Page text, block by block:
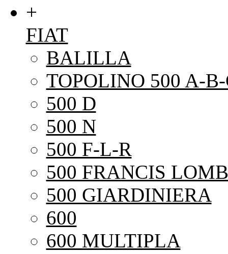
+
FIAT
BALILLA
TOPOLINO 500 A-
500 D
500 N
500 F-L-R
500 FRANCIS
500 GIARDINIERA
600
600 MULTIPLA